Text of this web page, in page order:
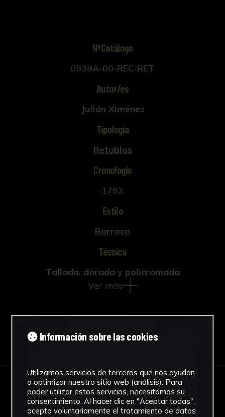
NºCatálogo
0939A-00-REC-RET
Autor/es
Julián Ximénez
Tipología
Retablos
Cronología
1762
Estilo
Barroco
Técnica
Tallada, dorada y policromada
Ver más
Descargar Ficha
IMÁGENES
Información sobre las cookies
Utilizamos servicios de terceros que nos ayudan
a optimizar nuestro sitio web (análisis). Para
poder utilizar estos servicios, necesitamos su
consentimiento. Al hacer clic en "Aceptar todas",
acepta voluntariamente el tratamiento de datos